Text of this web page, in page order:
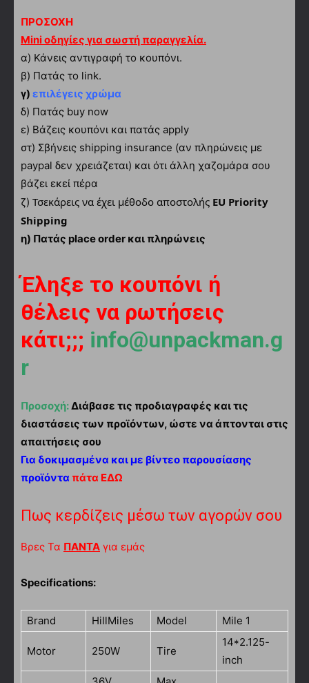
ΠΡΟΣΟΧΗ
Mini οδηγίες για σωστή παραγγελία.
α) Κάνεις αντιγραφή το κουπόνι.
β) Πατάς το link.
γ) επιλέγεις χρώμα
δ) Πατάς buy now
ε) Βάζεις κουπόνι και πατάς apply
στ) Σβήνεις shipping insurance (αν πληρώνεις με
paypal δεν χρειάζεται) και ότι άλλη χαζομάρα σου
βάζει εκεί πέρα
ζ) Τσεκάρεις να έχει μέθοδο αποστολής EU Priority
Shipping
η) Πατάς place order και πληρώνεις
Έληξε το κουπόνι ή
θέλεις να ρωτήσεις
κάτι;;; info@unpackman.g
r
Προσοχή:Διάβασε τις προδιαγραφές και τις
διαστάσεις των προϊόντων, ώστε να άπτονται στις
απαιτήσεις σου
Για δοκιμασμένα και με βίντεο παρουσίασης
προϊόντα πάτα ΕΔΩ
Πως κερδίζεις μέσω των αγορών σου
Βρες Τα ΠΑΝΤΑ για εμάς
Specifications:
Brand HillMiles Model Mile 1
Motor 250W Tire
14*2.125-
inch